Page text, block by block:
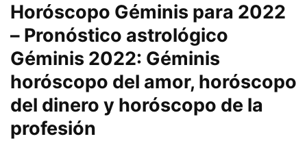
Horóscopo Géminis para 2022
– Pronóstico astrológico
Géminis 2022: Géminis
horóscopo del amor, horóscopo
del dinero y horóscopo de la
profesión